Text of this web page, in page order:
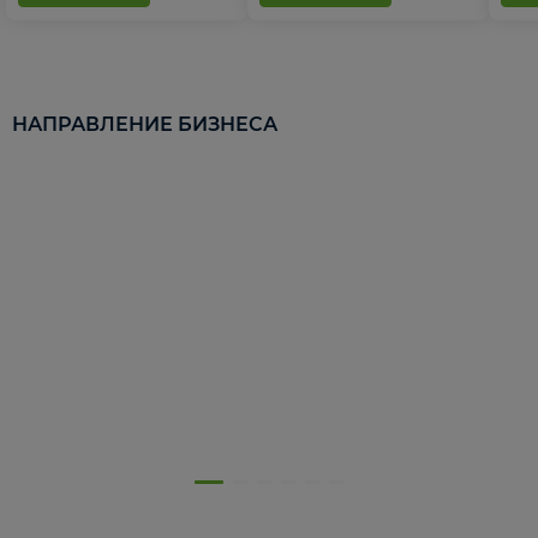
НАПРАВЛЕНИЕ БИЗНЕСА